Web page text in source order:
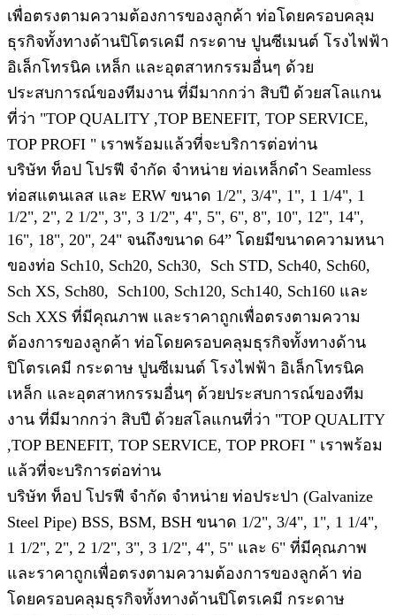
เพื่อตรงตามความต้องการของลูกค้า ท่อโดยครอบคลุม
ธุรกิจทั้งทางด้านปิโตรเคมี กระดาษ ปูนซีเมนต์ โรงไฟฟ้า
อิเล็กโทรนิค เหล็ก และอุตสาหกรรมอื่นๆ ด้วย
ประสบการณ์ของทีมงาน ที่มีมากกว่า สิบปี ด้วยสโลแกน
ที่ว่า "TOP QUALITY ,TOP BENEFIT, TOP SERVICE,
TOP PROFI " เราพร้อมแล้วที่จะบริการต่อท่าน
บริษัท ท็อป โปรฟี จำกัด จำหน่าย ท่อเหล็กดำ Seamless
ท่อสแตนเลส และ ERW ขนาด 1/2", 3/4", 1", 1 1/4", 1
1/2", 2", 2 1/2", 3", 3 1/2", 4", 5", 6", 8", 10", 12", 14",
16", 18", 20", 24" จนถึงขนาด 64” โดยมีขนาดความหนา
ของท่อ Sch10, Sch20, Sch30, Sch STD, Sch40, Sch60,
Sch XS, Sch80, Sch100, Sch120, Sch140, Sch160 และ
Sch XXS ที่มีคุณภาพ และราคาถูกเพื่อตรงตามความ
ต้องการของลูกค้า ท่อโดยครอบคลุมธุรกิจทั้งทางด้าน
ปิโตรเคมี กระดาษ ปูนซีเมนต์ โรงไฟฟ้า อิเล็กโทรนิค
เหล็ก และอุตสาหกรรมอื่นๆ ด้วยประสบการณ์ของทีม
งาน ที่มีมากกว่า สิบปี ด้วยสโลแกนที่ว่า "TOP QUALITY
,TOP BENEFIT, TOP SERVICE, TOP PROFI " เราพร้อม
แล้วที่จะบริการต่อท่าน
บริษัท ท็อป โปรฟี จำกัด จำหน่าย ท่อประปา (Galvanize
Steel Pipe) BSS, BSM, BSH ขนาด 1/2", 3/4", 1", 1 1/4",
1 1/2", 2", 2 1/2", 3", 3 1/2", 4", 5" และ 6" ที่มีคุณภาพ
และราคาถูกเพื่อตรงตามความต้องการของลูกค้า ท่อ
โดยครอบคลุมธุรกิจทั้งทางด้านปิโตรเคมี กระดาษ